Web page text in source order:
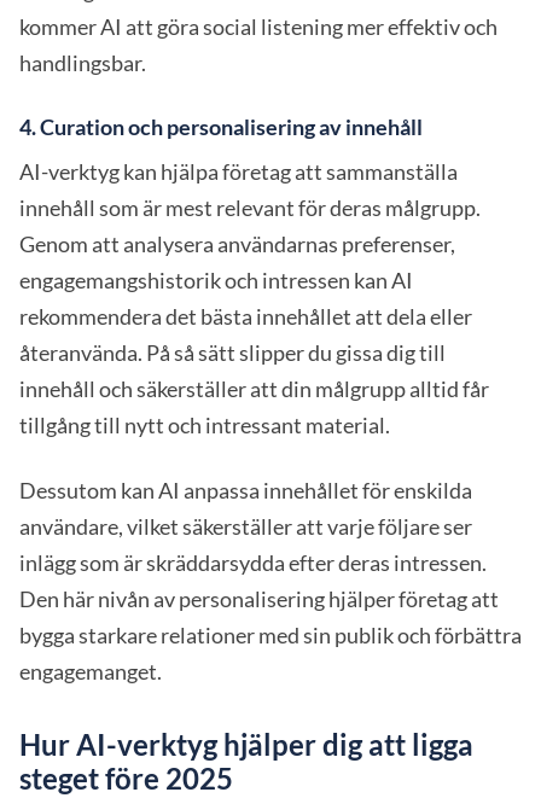
kommer AI att göra social listening mer effektiv och
handlingsbar.
4. Curation och personalisering av innehåll
AI-verktyg kan hjälpa företag att sammanställa
innehåll som är mest relevant för deras målgrupp.
Genom att analysera användarnas preferenser,
engagemangshistorik och intressen kan AI
rekommendera det bästa innehållet att dela eller
återanvända. På så sätt slipper du gissa dig till
innehåll och säkerställer att din målgrupp alltid får
tillgång till nytt och intressant material.
Dessutom kan AI anpassa innehållet för enskilda
användare, vilket säkerställer att varje följare ser
inlägg som är skräddarsydda efter deras intressen.
Den här nivån av personalisering hjälper företag att
bygga starkare relationer med sin publik och förbättra
engagemanget.
Hur AI-verktyg hjälper dig att ligga
steget före 2025